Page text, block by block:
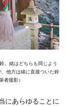
。緒はどちらも同じよう
他方は緒に直接ついた鈴
者撮影）
にあらゆることに